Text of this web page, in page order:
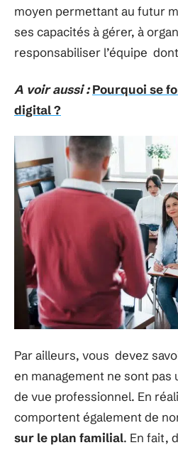
moyen permettant au futur
ses capacités à gérer, à
responsabiliser l’équipe
A voir aussi : Pourquoi se
digital ?
Par ailleurs, vous devez
en management ne sont pas
de vue professionnel. En
comportent également de
sur le plan familial. En fait,